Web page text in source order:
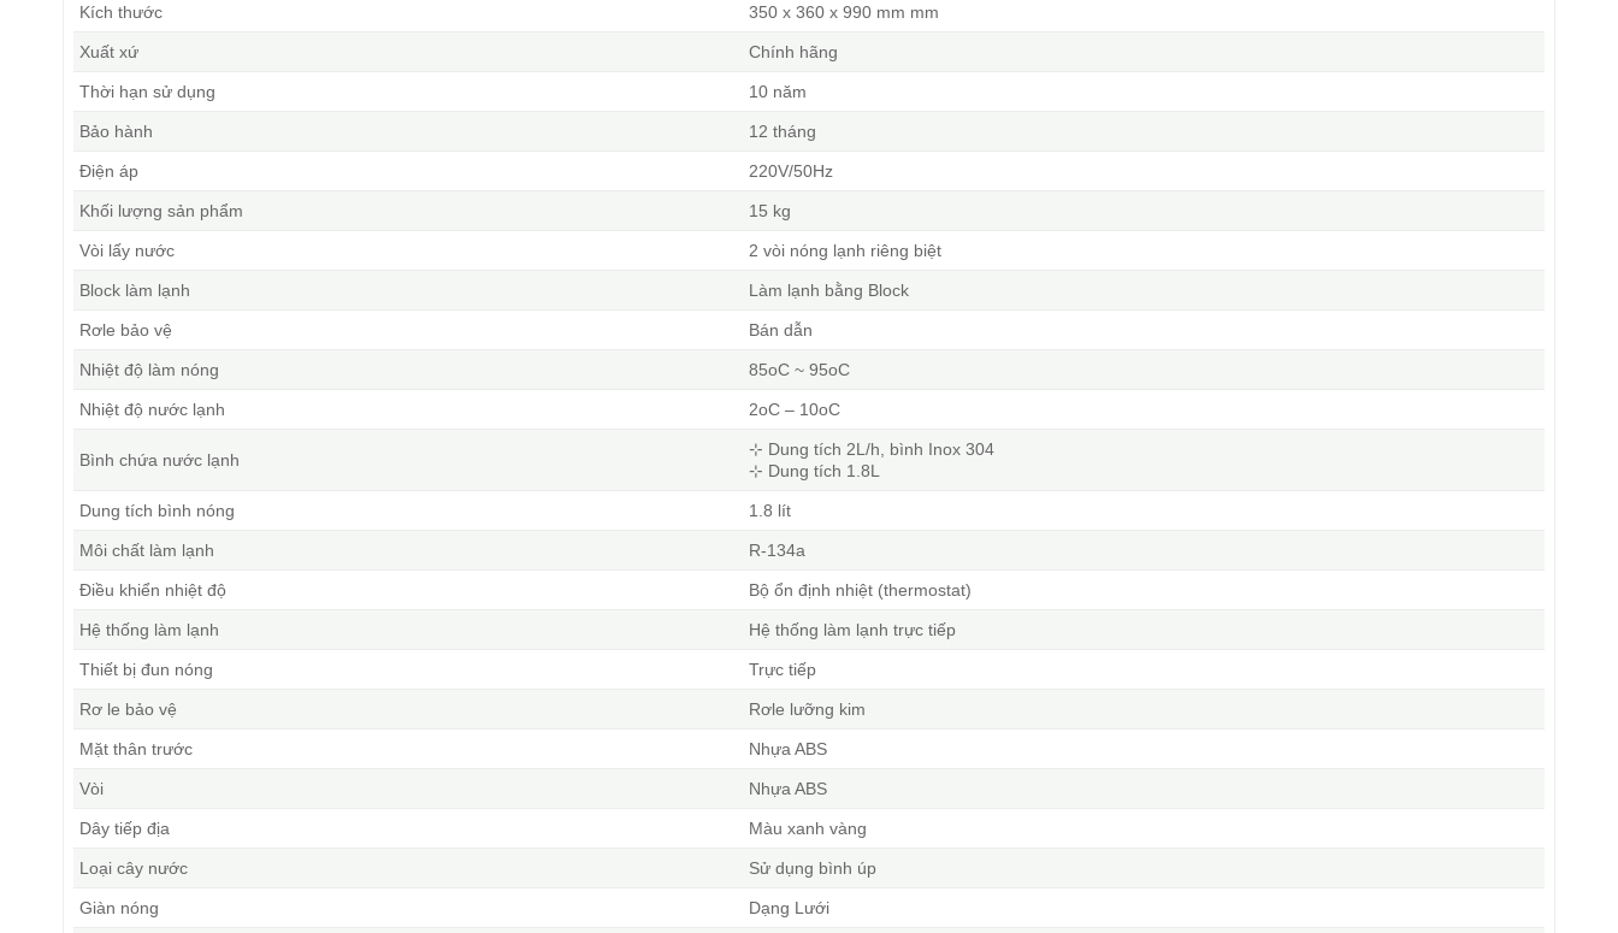
Kích thước 350 x 360 x 990 mm mm
Xuất xứ Chính hãng
Thời hạn sử dụng 10 năm
Bảo hành 12 tháng
Điện áp 220V/50Hz
Khối lượng sản phẩm 15 kg
Vòi lấy nước 2 vòi nóng lạnh riêng biệt
Block làm lạnh Làm lạnh bằng Block
Rơle bảo vệ Bán dẫn
Nhiệt độ làm nóng 85oC ~ 95oC
Nhiệt độ nước lạnh 2oC – 10oC
Bình chứa nước lạnh
⊹ Dung tích 2L/h, bình Inox 304
⊹ Dung tích 1.8L
Dung tích bình nóng 1.8 lít
Môi chất làm lạnh R-134a
Điều khiển nhiệt độ Bộ ổn định nhiệt (thermostat)
Hệ thống làm lạnh Hệ thống làm lạnh trực tiếp
Thiết bị đun nóng Trực tiếp
Rơ le bảo vệ Rơle lưỡng kim
Mặt thân trước Nhựa ABS
Vòi Nhựa ABS
Dây tiếp địa Màu xanh vàng
Loại cây nước Sử dụng bình úp
Giàn nóng Dạng Lưới